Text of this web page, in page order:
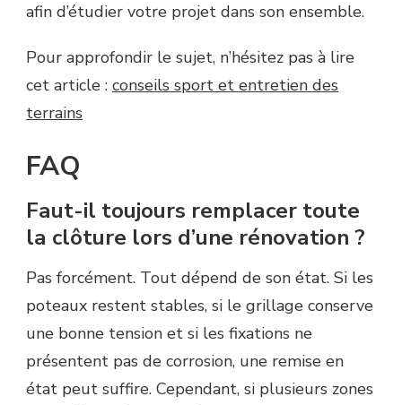
afin d’étudier votre projet dans son ensemble.
Pour approfondir le sujet, n’hésitez pas à lire
cet article : conseils sport et entretien des
terrains
FAQ
Faut-il toujours remplacer toute
la clôture lors d’une rénovation ?
Pas forcément. Tout dépend de son état. Si les
poteaux restent stables, si le grillage conserve
une bonne tension et si les fixations ne
présentent pas de corrosion, une remise en
état peut suffire. Cependant, si plusieurs zones